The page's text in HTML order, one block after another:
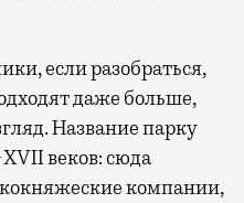
если разобраться,
даже больше,
Название парку
веков: сюда
компании,